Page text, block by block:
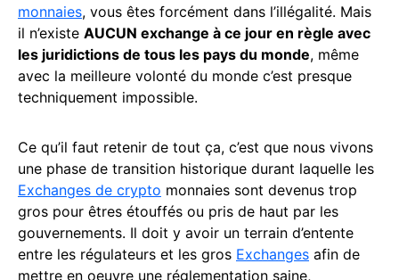
monnaies, vous êtes forcément dans l’illégalité. Mais
il n’existe AUCUN exchange à ce jour en règle avec
les juridictions de tous les pays du monde, même
avec la meilleure volonté du monde c’est presque
techniquement impossible.
Ce qu’il faut retenir de tout ça, c’est que nous vivons
une phase de transition historique durant laquelle les
Exchanges de crypto monnaies sont devenus trop
gros pour êtres étouffés ou pris de haut par les
gouvernements. Il doit y avoir un terrain d’entente
entre les régulateurs et les gros Exchanges afin de
mettre en oeuvre une réglementation saine,